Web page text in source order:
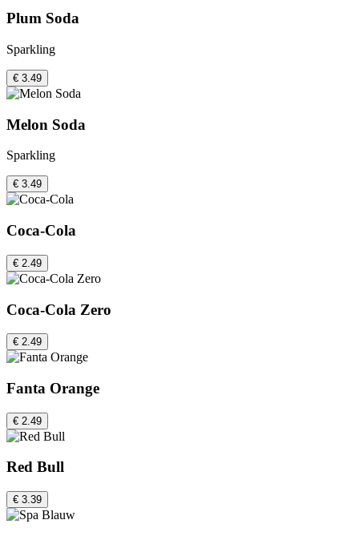
Plum Soda
Sparkling
€ 3.49
Melon Soda
Sparkling
€ 3.49
Coca-Cola
€ 2.49
Coca-Cola Zero
€ 2.49
Fanta Orange
€ 2.49
Red Bull
€ 3.39